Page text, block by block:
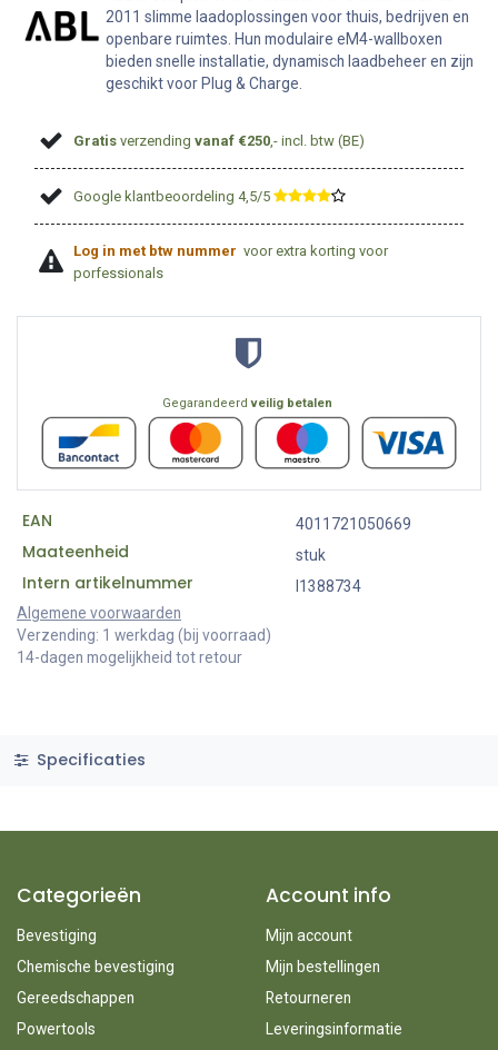
2011 slimme laadoplossingen voor thuis, bedrijven en
openbare ruimtes. Hun modulaire eM4-wallboxen
bieden snelle installatie, dynamisch laadbeheer en zijn
geschikt voor Plug & Charge.
Gratis verzendingvanaf €250 ,- incl. btw (BE)
Google klantbeoordeling 4,5/5 ​
Log in met btw nummer voor extra korting voor
porfessionals
Gegarandeerdveilig betalen
EAN 4011721050669
Maateenheid stuk
Intern artikelnummer
I1388734
Algemene voorwaarden
Verzending: 1 werkdag (bij voorraad)
14-dagen mogelijkheid tot retour
Specificaties
Categorieën
Bevestiging
Chemische bevestiging
Gereedschappen
Powertools
Account info
Mijn account
Mijn bestellingen
Retourneren
Leveringsinformatie